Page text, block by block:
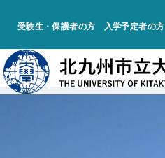
受験生・保護者の方 入学予定者の方